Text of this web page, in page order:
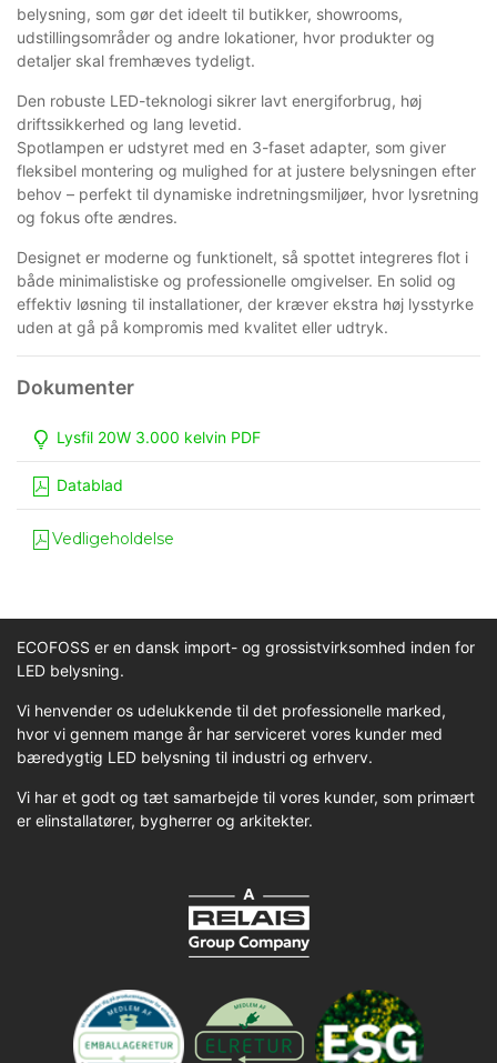
belysning, som gør det ideelt til butikker, showrooms,
udstillingsområder og andre lokationer, hvor produkter og
detaljer skal fremhæves tydeligt.
Den robuste LED-teknologi sikrer lavt energiforbrug, høj
driftssikkerhed og lang levetid.
Spotlampen er udstyret med en 3-faset adapter, som giver
fleksibel montering og mulighed for at justere belysningen efter
behov – perfekt til dynamiske indretningsmiljøer, hvor lysretning
og fokus ofte ændres.
Designet er moderne og funktionelt, så spottet integreres flot i
både minimalistiske og professionelle omgivelser. En solid og
effektiv løsning til installationer, der kræver ekstra høj lysstyrke
uden at gå på kompromis med kvalitet eller udtryk.
Lysfil 20W 3.000 kelvin PDF
Datablad
Vedligeholdelse
ECOFOSS er en dansk import- og grossistvirksomhed inden for
LED belysning.
Vi henvender os udelukkende til det professionelle marked,
hvor vi gennem mange år har serviceret vores kunder med
bæredygtig LED belysning til industri og erhverv.
Vi har et godt og tæt samarbejde til vores kunder, som primært
er elinstallatører, bygherrer og arkitekter.